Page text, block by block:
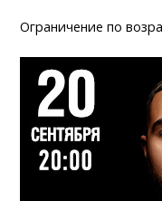
Ограничение по